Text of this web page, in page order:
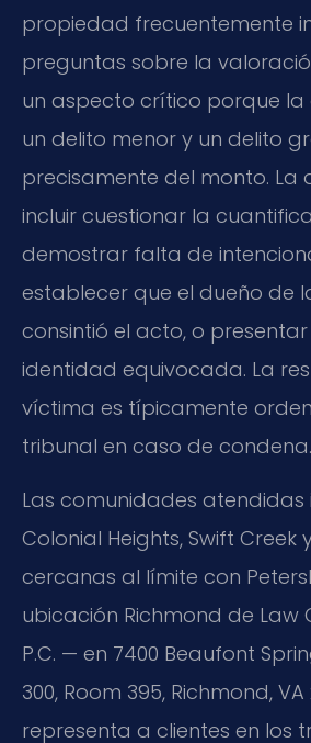
propiedad frecuentemente
preguntas sobre la
un aspecto crítico porque la
un delito menor y un delito
precisamente del monto. La
incluir cuestionar la
demostrar falta de
establecer que el dueño de
consintió el acto, o
identidad equivocada. La
víctima es típicamente
tribunal en caso de condena.
Las comunidades atendidas
Colonial Heights, Swift Creek
cercanas al límite con
ubicación Richmond de Law
P.C. — en 7400 Beaufont
300, Room 395, Richmond,
representa a clientes en los